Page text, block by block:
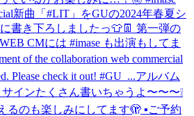
新曲「#LIT」をGUの2024年春夏シ
書き下ろしましたっ👕👖 第一弾の
CMには #imase も出演もしてま
of the collaboration web commercial
Please check it out! #GU_...アルバム
インたくさん書いちゃうよ〜〜〜❕
るのも楽しみにしてます🫣 ▪️ご予約